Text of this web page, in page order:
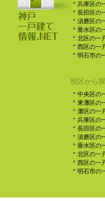
兵庫区の
長田区の
須磨区の
垂水区の
北区の一
西区の一
明石市の
校区から
中央区の
東灘区の
灘区の一
兵庫区の
長田区の
須磨区の
垂水区の
北区の一
西区の一
明石市の